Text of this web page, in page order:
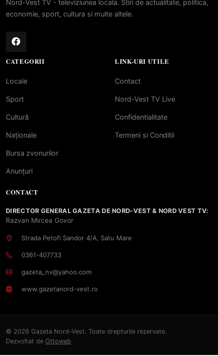
Nord-Vest TV - televiziunea locala. Stiri de actualitate, politica,
economie, sport, cultura si multe altele.
CATEGORII
Locale
Sport
Cultură
Naționale
Bursa zvonurilor
Anunțuri
LINK-URI UTILE
Contact
Nord-Vest TV Live
Confidentialitate
Termeni si Conditii
CONTACT
DIRECTOR GENERAL GAZETA DE NORD-VEST & NORD VEST TV:
Razvan Mircea Govor
Strada Petofi Sandor 4/A, Satu Mare
0361-407733
gazeta_nv@yahoo.com
www.gazetanord-vest.ro
© 2026 Gazeta Nord-Vest. Toate drepturile rezervate.
Dezvoltat de Ottoweb